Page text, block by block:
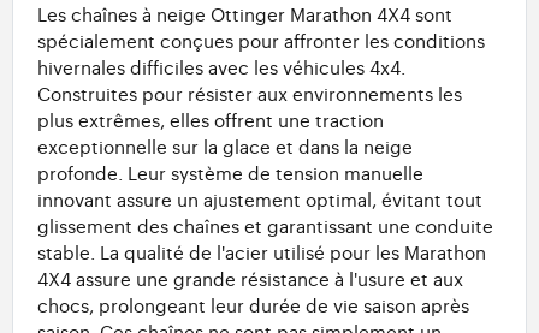
Les chaînes à neige Ottinger Marathon 4X4 sont
spécialement conçues pour affronter les conditions
hivernales difficiles avec les véhicules 4x4.
Construites pour résister aux environnements les
plus extrêmes, elles offrent une traction
exceptionnelle sur la glace et dans la neige
profonde. Leur système de tension manuelle
innovant assure un ajustement optimal, évitant tout
glissement des chaînes et garantissant une conduite
stable. La qualité de l'acier utilisé pour les Marathon
4X4 assure une grande résistance à l'usure et aux
chocs, prolongeant leur durée de vie saison après